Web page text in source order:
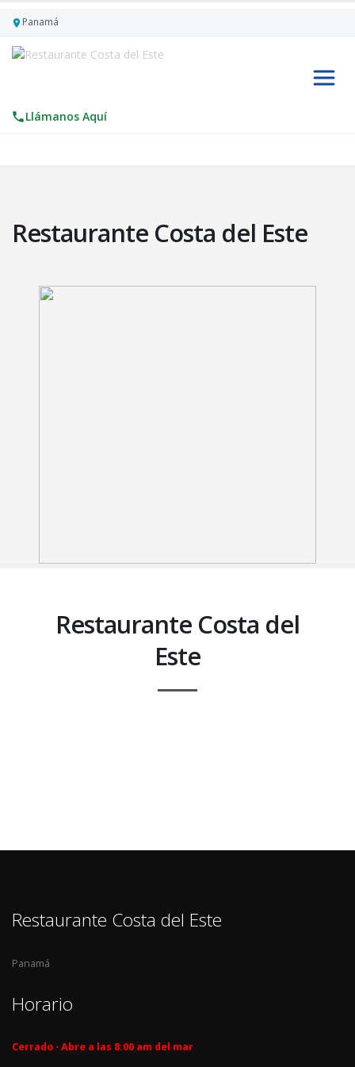
Panamá
Llámanos Aquí
Restaurante Costa del Este
Restaurante Costa del
Este
Restaurante Costa del Este
Panamá
Horario
Cerrado ⋅ Abre a las 8:00 am del mar